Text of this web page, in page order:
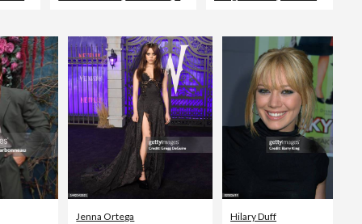
Jenna Ortega Hilary Duff